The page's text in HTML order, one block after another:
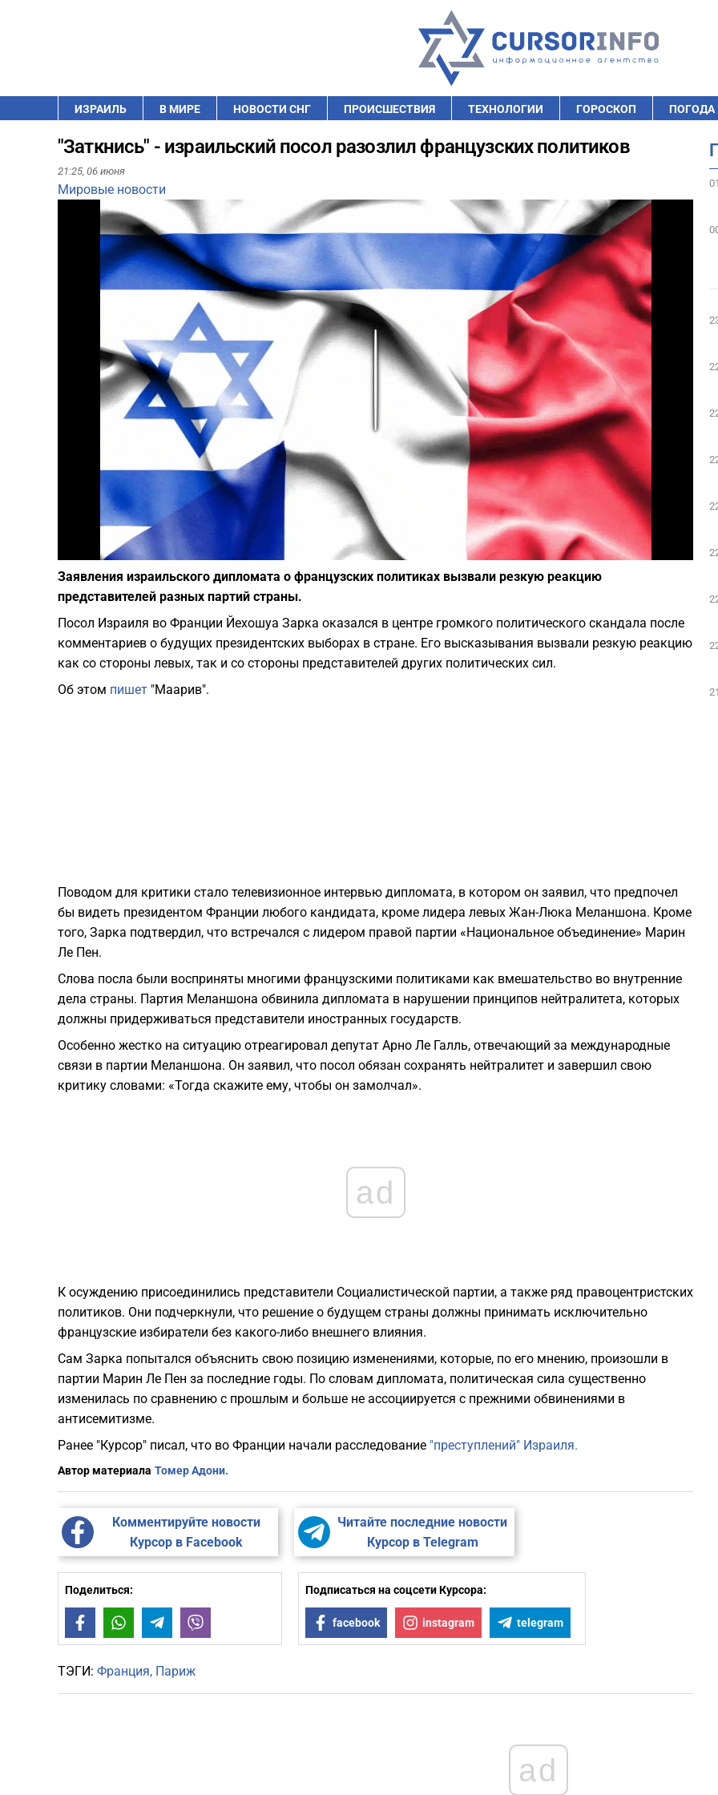
ИЗРАИЛЬ В МИРЕ НОВОСТИ СНГ ПРОИСШЕСТВИЯ ТЕХНОЛОГИИ ГОРОСКОП ПОГОДА
"Заткнись" - израильский посол разозлил французских политиков
21:25, 06 июня
Мировые новости
Фото: depositphotos.com
Заявления израильского дипломата о французских политиках вызвали резкую реакцию
представителей разных партий страны.
Посол Израиля во Франции Йехошуа Зарка оказался в центре громкого политического скандала после
комментариев о будущих президентских выборах в стране. Его высказывания вызвали резкую реакцию
как со стороны левых, так и со стороны представителей других политических сил.
Об этом пишет "Маарив".
Поводом для критики стало телевизионное интервью дипломата, в котором он заявил, что предпочел
бы видеть президентом Франции любого кандидата, кроме лидера левых Жан-Люка Меланшона. Кроме
того, Зарка подтвердил, что встречался с лидером правой партии «Национальное объединение» Марин
Ле Пен.
Слова посла были восприняты многими французскими политиками как вмешательство во внутренние
дела страны. Партия Меланшона обвинила дипломата в нарушении принципов нейтралитета, которых
должны придерживаться представители иностранных государств.
Особенно жестко на ситуацию отреагировал депутат Арно Ле Галль, отвечающий за международные
связи в партии Меланшона. Он заявил, что посол обязан сохранять нейтралитет и завершил свою
критику словами: «Тогда скажите ему, чтобы он замолчал».
ad
К осуждению присоединились представители Социалистической партии, а также ряд правоцентристских
политиков. Они подчеркнули, что решение о будущем страны должны принимать исключительно
французские избиратели без какого-либо внешнего влияния.
Сам Зарка попытался объяснить свою позицию изменениями, которые, по его мнению, произошли в
партии Марин Ле Пен за последние годы. По словам дипломата, политическая сила существенно
изменилась по сравнению с прошлым и больше не ассоциируется с прежними обвинениями в
антисемитизме.
Ранее "Курсор" писал, что во Франции начали расследование "преступлений" Израиля.
Автор материала Томер Адони.
Комментируйте новости
Курсор в Facebook
Читайте последние новости
Курсор в Telegram
Поделиться:
FacebookWhatsAppTelegram
Подписаться на соцсети Курсора:
facebook instagram telegram
ТЭГИ: Франция Париж
ad